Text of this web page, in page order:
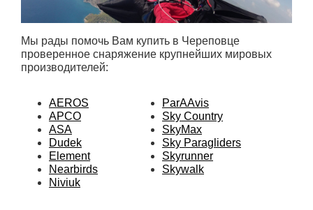
Мы рады помочь Вам купить в Череповце
проверенное снаряжение крупнейших мировых
производителей:
AEROS
APCO
ASA
Dudek
Element
Nearbirds
Niviuk
ParAAvis
Sky Country
SkyMax
Sky Paragliders
Skyrunner
Skywalk